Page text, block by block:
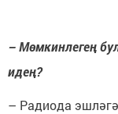
– Мөмкинлегең
идең?
– Радиода